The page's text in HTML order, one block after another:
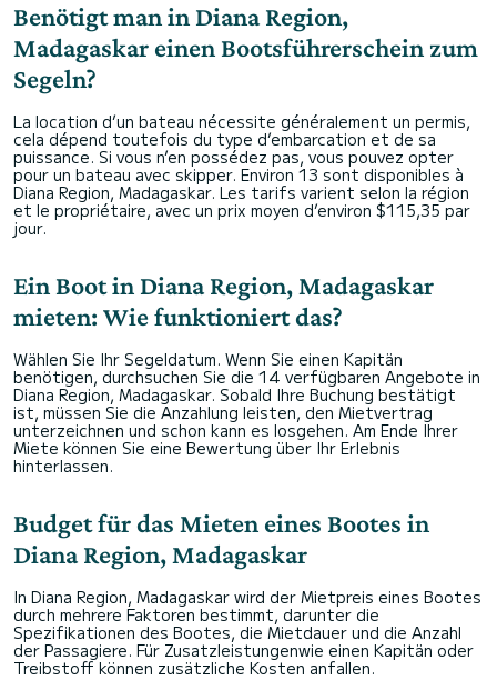
Benötigt man in Diana Region,
Madagaskar einen Bootsführerschein zum
Segeln?
La location d’un bateau nécessite généralement un permis,
cela dépend toutefois du type d’embarcation et de sa
puissance. Si vous n’en possédez pas, vous pouvez opter
pour un bateau avec skipper. Environ 13 sont disponibles à
Diana Region, Madagaskar. Les tarifs varient selon la région
et le propriétaire, avec un prix moyen d’environ $115,35 par
jour.
Ein Boot in Diana Region, Madagaskar
mieten: Wie funktioniert das?
Wählen Sie Ihr Segeldatum. Wenn Sie einen Kapitän
benötigen, durchsuchen Sie die 14 verfügbaren Angebote in
Diana Region, Madagaskar. Sobald Ihre Buchung bestätigt
ist, müssen Sie die Anzahlung leisten, den Mietvertrag
unterzeichnen und schon kann es losgehen. Am Ende Ihrer
Miete können Sie eine Bewertung über Ihr Erlebnis
hinterlassen.
Budget für das Mieten eines Bootes in
Diana Region, Madagaskar
In Diana Region, Madagaskar wird der Mietpreis eines Bootes
durch mehrere Faktoren bestimmt, darunter die
Spezifikationen des Bootes, die Mietdauer und die Anzahl
der Passagiere. Für Zusatzleistungenwie einen Kapitän oder
Treibstoff können zusätzliche Kosten anfallen.